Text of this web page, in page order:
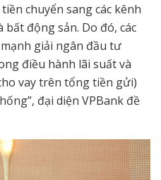
chuyển sang các kênh
động sản. Do đó, các
giải ngân đầu tư
điều hành lãi suất và
vay trên tổng tiền gửi)
đại diện VPBank đề